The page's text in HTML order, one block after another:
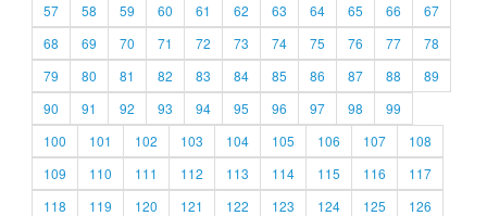
57
58 59 60 61 62 63 64 65 66
67
68
69 70 71 72 73 74 75 76 77
78
79
80 81 82 83 84 85 86 87 88
89
90
91 92 93 94 95 96 97 98
99
100
101 102 103 104 105 106 107
108
109
110 111 112 113 114 115 116
117
118
119 120 121 122 123 124 125
126